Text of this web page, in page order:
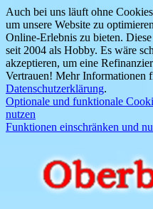
Auch bei uns läuft ohne
um unsere Website zu
Online-Erlebnis zu bieten.
seit 2004 als Hobby. Es wäre
akzeptieren, um eine
Vertrauen! Mehr Informationen
Datenschutzerklärung.
Optionale und funktionale
nutzen
Funktionen einschränken und